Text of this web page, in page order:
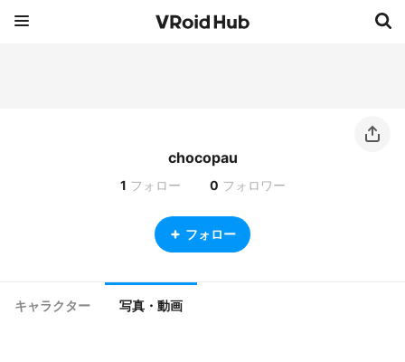
chocopau
1 フォロー 0 フォロワー
フォロー
キャラクター 写真・動画